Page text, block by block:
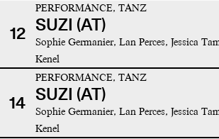
12
PERFORMANCE, TANZ
SUZI (AT)
Sophie Germanier, Lan Perces, Jessica
Kenel
14
PERFORMANCE, TANZ
SUZI (AT)
Sophie Germanier, Lan Perces, Jessica
Kenel